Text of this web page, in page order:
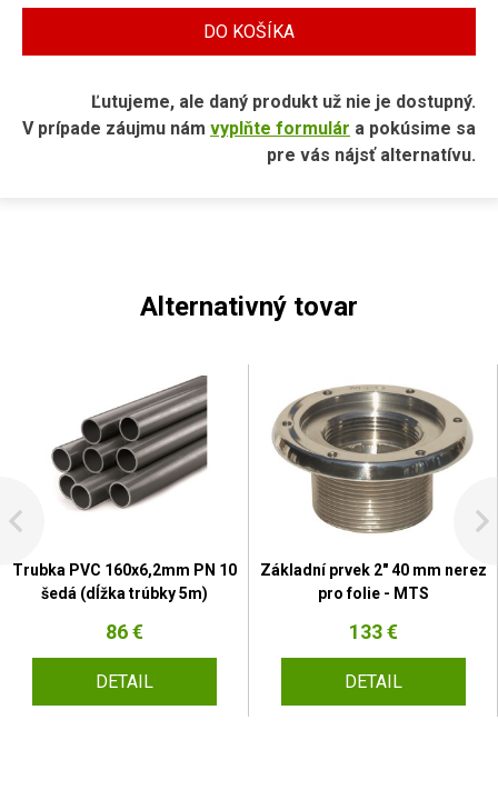
DO KOŠÍKA
Ľutujeme, ale daný produkt už nie je dostupný.
V prípade záujmu nám vyplňte formulár a pokúsime sa
pre vás nájsť alternatívu.
Alternativný tovar
Trubka PVC 160x6,2mm PN 10
šedá (dĺžka trúbky 5m)
86 €
DETAIL
Základní prvek 2" 40 mm nerez
pro folie - MTS
133 €
DETAIL